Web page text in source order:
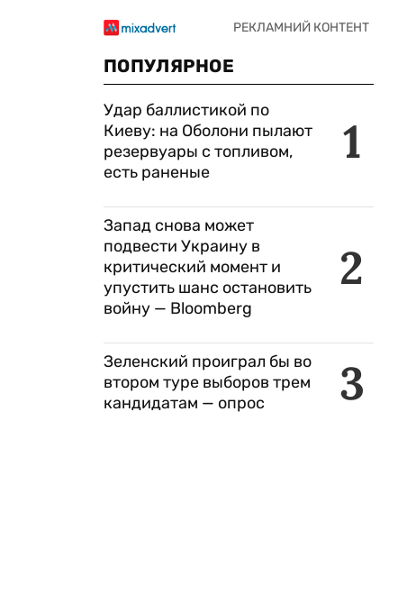
ПОПУЛЯРНОЕ
1
Удар баллистикой по
Киеву: на Оболони пылают
резервуары с топливом,
есть раненые
2
Запад снова может
подвести Украину в
критический момент и
упустить шанс остановить
войну — Bloomberg
3
Зеленский проиграл бы во
втором туре выборов трем
кандидатам — опрос